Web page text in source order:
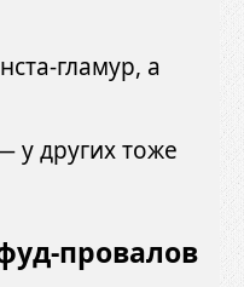
гламур, а
у других тоже
провалов